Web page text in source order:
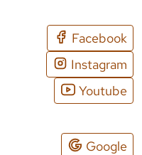
Facebook
Instagram
Youtube
Google